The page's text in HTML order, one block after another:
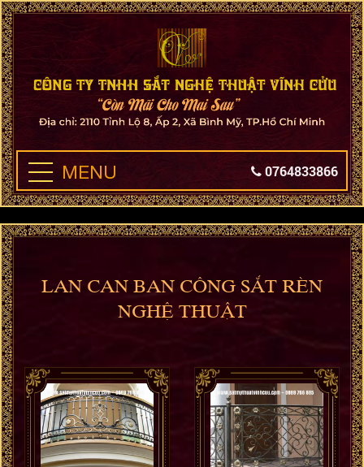
MENU 0764833866
LAN CAN BAN CÔNG SẮT RÈN
NGHỆ THUẬT